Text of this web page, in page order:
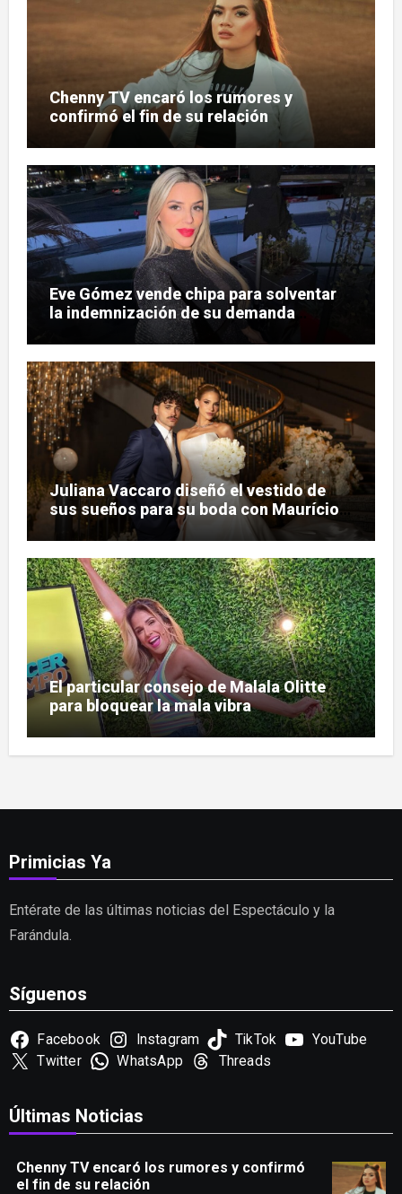
Chenny TV encaró los rumores y
confirmó el fin de su relación
Eve Gómez vende chipa para solventar
la indemnización de su demanda
Juliana Vaccaro diseñó el vestido de
sus sueños para su boda con Maurício
Prado
El particular consejo de Malala Olitte
para bloquear la mala vibra
Primicias Ya
Entérate de las últimas noticias del Espectáculo y la
Farándula.
Síguenos
Facebook Instagram TikTok
YouTube
Twitter
WhatsApp Threads
Últimas Noticias
Chenny TV encaró los rumores y confirmó
el fin de su relación